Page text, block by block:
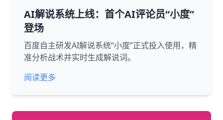
AI解说系统上线：首个AI评论员“小度”
登场
百度自主研发AI解说系统“小度”正式投入使用，精
准分析战术并实时生成解说词。
阅读更多